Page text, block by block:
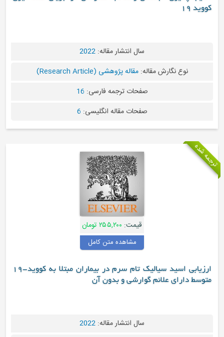
سال انتشار مقاله:2022
نوع نگارش مقاله:مقاله پژوهشی (Research Article)
صفحات ترجمه فارسی:16
صفحات مقاله انگلیسی:6
۲۵۵,۲۰۰ تومان
مشاهده متن کامل
ارزیابی اسید سیالیک تام سرم در بیماران مبتلا به کووید-19
دارای علائم گوارشی و بدون آن
سال انتشار مقاله:2022